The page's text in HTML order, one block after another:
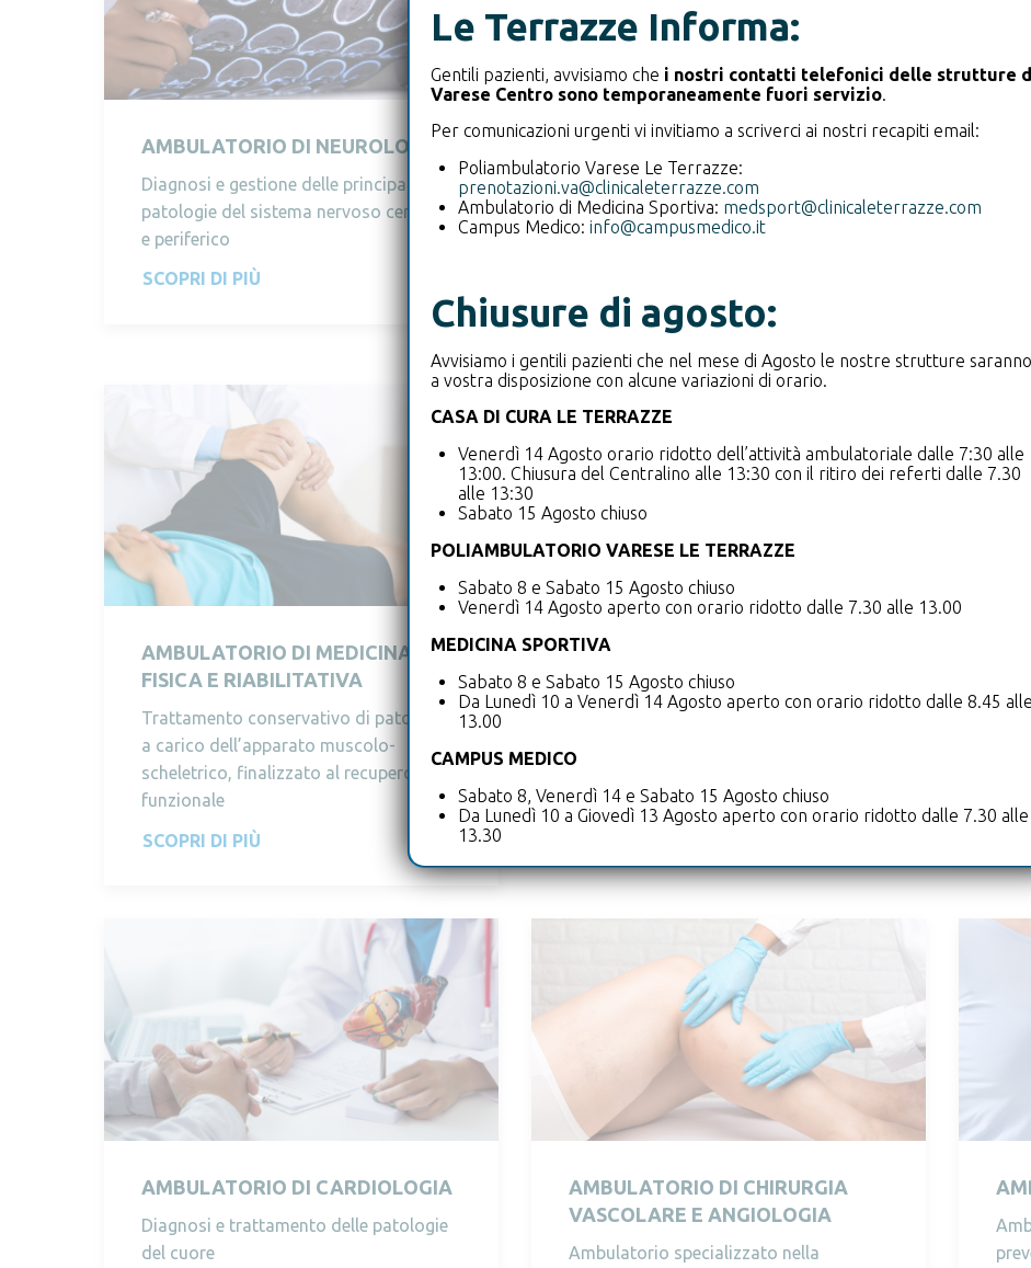
AMBULATORIO DI NEUROLOGIA
Diagnosi e gestione delle principali
patologie del sistema nervoso centrale
e periferico
SCOPRI DI PIÙ
AMBULATORIO DI ORTOPEDIA
Diagnosi e trattamento delle patologie
dell’apparato muscolo-scheletrico, sia
di natura degenerativa che post-
SCOPRI DI PIÙ
AMBULATORIO DI MEDICINA
FISICA E RIABILITATIVA
Trattamento conservativo di patologie
a carico dell’apparato muscolo-
scheletrico, finalizzato al recupero
funzionale
SCOPRI DI PIÙ
AMBULATORIO DI
DIABETOLOGIA
Prevenzione, diagnosi e trattamento del
SCOPRI DI PIÙ
o
AMBULATORIO DI CARDIOLOGIA
Diagnosi e trattamento delle patologie
del cuore
AMBULATORIO DI CHIRURGIA
VASCOLARE E ANGIOLOGIA
Ambulatorio specializzato nella
Le Terrazze Informa:
Gentili pazienti, avvisiamo che i nostri contatti telefonici delle strutture
Varese Centro sono temporaneamente fuori servizio.
Per comunicazioni urgenti vi invitiamo a scriverci ai nostri recapiti email:
Poliambulatorio Varese Le Terrazze:
prenotazioni.va@clinicaleterrazze.com
Ambulatorio di Medicina Sportiva: medsport@clinicaleterrazze.com
Campus Medico: info@campusmedico.it
Chiusure di agosto:
Avvisiamo i gentili pazienti che nel mese di Agosto le nostre strutture saranno
a vostra disposizione con alcune variazioni di orario.
CASA DI CURA LE TERRAZZE
Venerdì 14 Agosto orario ridotto dell’attività ambulatoriale dalle 7:30 alle
13:00. Chiusura del Centralino alle 13:30 con il ritiro dei referti dalle 7.30
alle 13:30
Sabato 15 Agosto chiuso
POLIAMBULATORIO VARESE LE TERRAZZE
Sabato 8 e Sabato 15 Agosto chiuso
Venerdì 14 Agosto aperto con orario ridotto dalle 7.30 alle 13.00
MEDICINA SPORTIVA
Sabato 8 e Sabato 15 Agosto chiuso
Da Lunedì 10 a Venerdì 14 Agosto aperto con orario ridotto dalle 8.45 alle
13.00
CAMPUS MEDICO
Sabato 8, Venerdì 14 e Sabato 15 Agosto chiuso
Da Lunedì 10 a Giovedì 13 Agosto aperto con orario ridotto dalle 7.30 alle
13.30